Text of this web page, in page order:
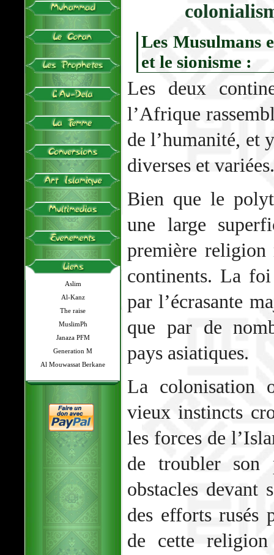
Aslim
Al-Kanz
The raise
MuslimPh
Janaza PFM
Generation M
Al Mouwassat Berkane
Les Musulmans
et le sionisme :
Les deux
l’Afrique
de l’humanité, et
diverses et variées.
Bien que le
une large
première religion
continents. La foi
par l’écrasante
que par de
pays asiatiques.
La colonisation
vieux instincts
les forces de
de troubler son
obstacles devant
des efforts rusés
de cette